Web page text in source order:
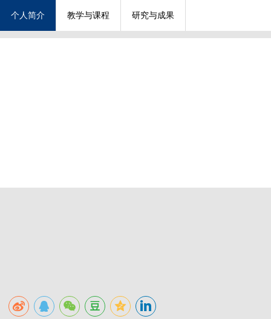
个人简介 教学与课程 研究与成果